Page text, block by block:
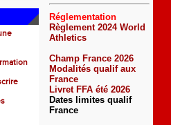
Réglementation
Règlement 2024 World
Athletics
Champ France 2026
Modalités qualif aux
France
Livret FFA été 2026
Dates limites qualif
France